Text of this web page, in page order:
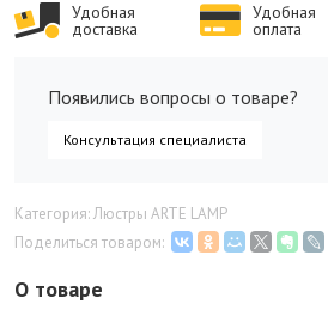
Удобная
доставка
Удобная
оплата
Появились вопросы о товаре?
Консультация специалиста
Категория: Люстры ARTE LAMP
Поделиться товаром:
О товаре